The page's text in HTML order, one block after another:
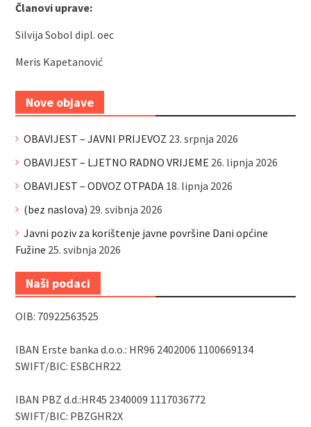
Članovi uprave:
Silvija Sobol dipl. oec
Meris Kapetanović
Nove objave
OBAVIJEST – JAVNI PRIJEVOZ 23. srpnja 2026
OBAVIJEST – LJETNO RADNO VRIJEME 26. lipnja 2026
OBAVIJEST – ODVOZ OTPADA 18. lipnja 2026
(bez naslova) 29. svibnja 2026
Javni poziv za korištenje javne površine Dani općine
Fužine 25. svibnja 2026
Naši podaci
OIB: 70922563525
IBAN Erste banka d.o.o.: HR96 2402006 1100669134
SWIFT/BIC: ESBCHR22
IBAN PBZ d.d.:HR45 2340009 1117036772
SWIFT/BIC: PBZGHR2X